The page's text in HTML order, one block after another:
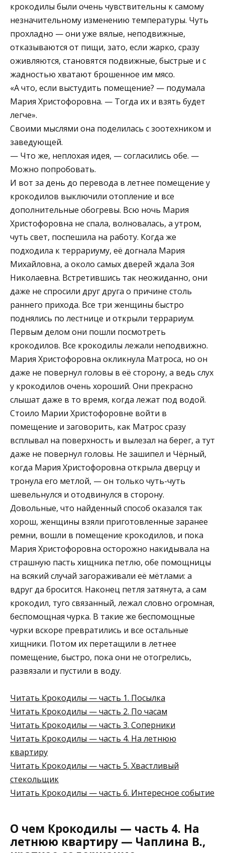
крокодилы были очень чувствительны к самому
незначительному изменению температуры. Чуть
прохладно — они уже вялые, неподвижные,
отказываются от пищи, зато, если жарко, сразу
оживляются, становятся подвижные, быстрые и с
жадностью хватают брошенное им мясо.
«А что, если выстудить помещение? — подумала
Мария Христофоровна. — Тогда их и взять будет
легче».
Своими мыслями она поделилась с зоотехником и
заведующей.
— Что же, неплохая идея, — согласились обе. —
Можно попробовать.
И вот за день до перевода в летнее помещение у
крокодилов выключили отопление и все
дополнительные обогревы. Всю ночь Мария
Христофоровна не спала, волновалась, а утром,
чуть свет, поспешила на работу. Когда же
подходила к террариуму, её догнала Мария
Михайловна, а около самых дверей ждала Зоя
Николаевна. Встретившись так неожиданно, они
даже не спросили друг друга о причине столь
раннего прихода. Все три женщины быстро
поднялись по лестнице и открыли террариум.
Первым делом они пошли посмотреть
крокодилов. Все крокодилы лежали неподвижно.
Мария Христофоровна окликнула Матроса, но он
даже не повернул головы в её сторону, а ведь слух
у крокодилов очень хороший. Они прекрасно
слышат даже в то время, когда лежат под водой.
Стоило Марии Христофоровне войти в
помещение и заговорить, как Матрос сразу
всплывал на поверхность и вылезал на берег, а тут
даже не повернул головы. Не зашипел и Чёрный,
когда Мария Христофоровна открыла дверцу и
тронула его метлой, — он только чуть-чуть
шевельнулся и отодвинулся в сторону.
Довольные, что найденный способ оказался так
хорош, женщины взяли приготовленные заранее
ремни, вошли в помещение крокодилов, и пока
Мария Христофоровна осторожно накидывала на
страшную пасть хищника петлю, обе помощницы
на всякий случай загораживали её мётлами: а
вдруг да бросится. Наконец петля затянута, а сам
крокодил, туго связанный, лежал словно огромная,
беспомощная чурка. В такие же беспомощные
чурки вскоре превратились и все остальные
хищники. Потом их перетащили в летнее
помещение, быстро, пока они не отогрелись,
развязали и пустили в воду.
Читать Крокодилы — часть 1. Посылка
Читать Крокодилы — часть 2. По часам
Читать Крокодилы — часть 3. Соперники
Читать Крокодилы — часть 4. На летнюю
квартиру
Читать Крокодилы — часть 5. Хвастливый
стекольщик
Читать Крокодилы — часть 6. Интересное событие
О чем Крокодилы — часть 4. На
летнюю квартиру — Чаплина В.,